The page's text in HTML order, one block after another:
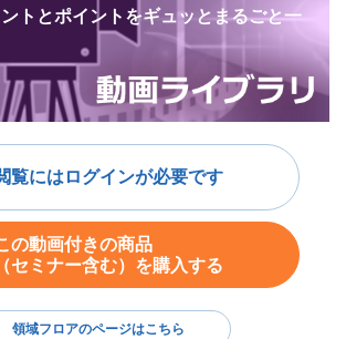
トとポイントをギュッとまるごと一
覧にはログインが必要です
の動画付きの商品
（セミナー含む）を購入する
領域フロアのページはこちら